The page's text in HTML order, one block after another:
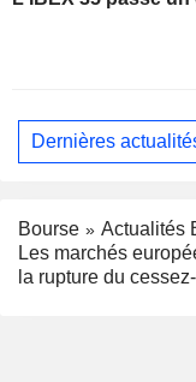
Dernières
Bourse
Actualités
Les marchés
la rupture du